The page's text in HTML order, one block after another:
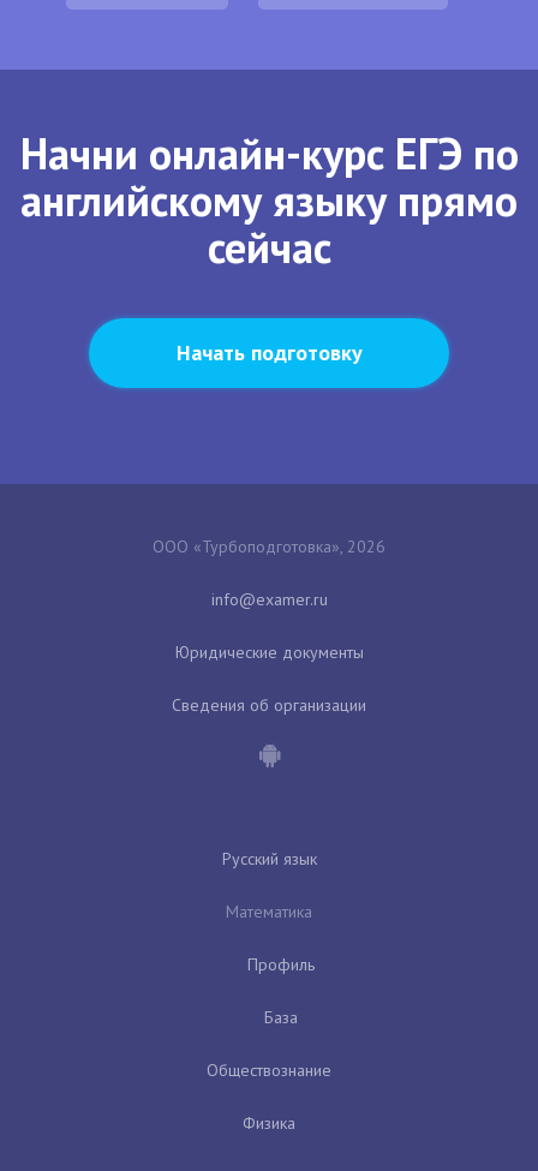
Начни онлайн-курс ЕГЭ по
английскому языку прямо
сейчас
Начать подготовку
ООО «Турбоподготовка», 2026
Юридические документы
Сведения об организации
Русский язык
Математика
Профиль
База
Обществознание
Физика